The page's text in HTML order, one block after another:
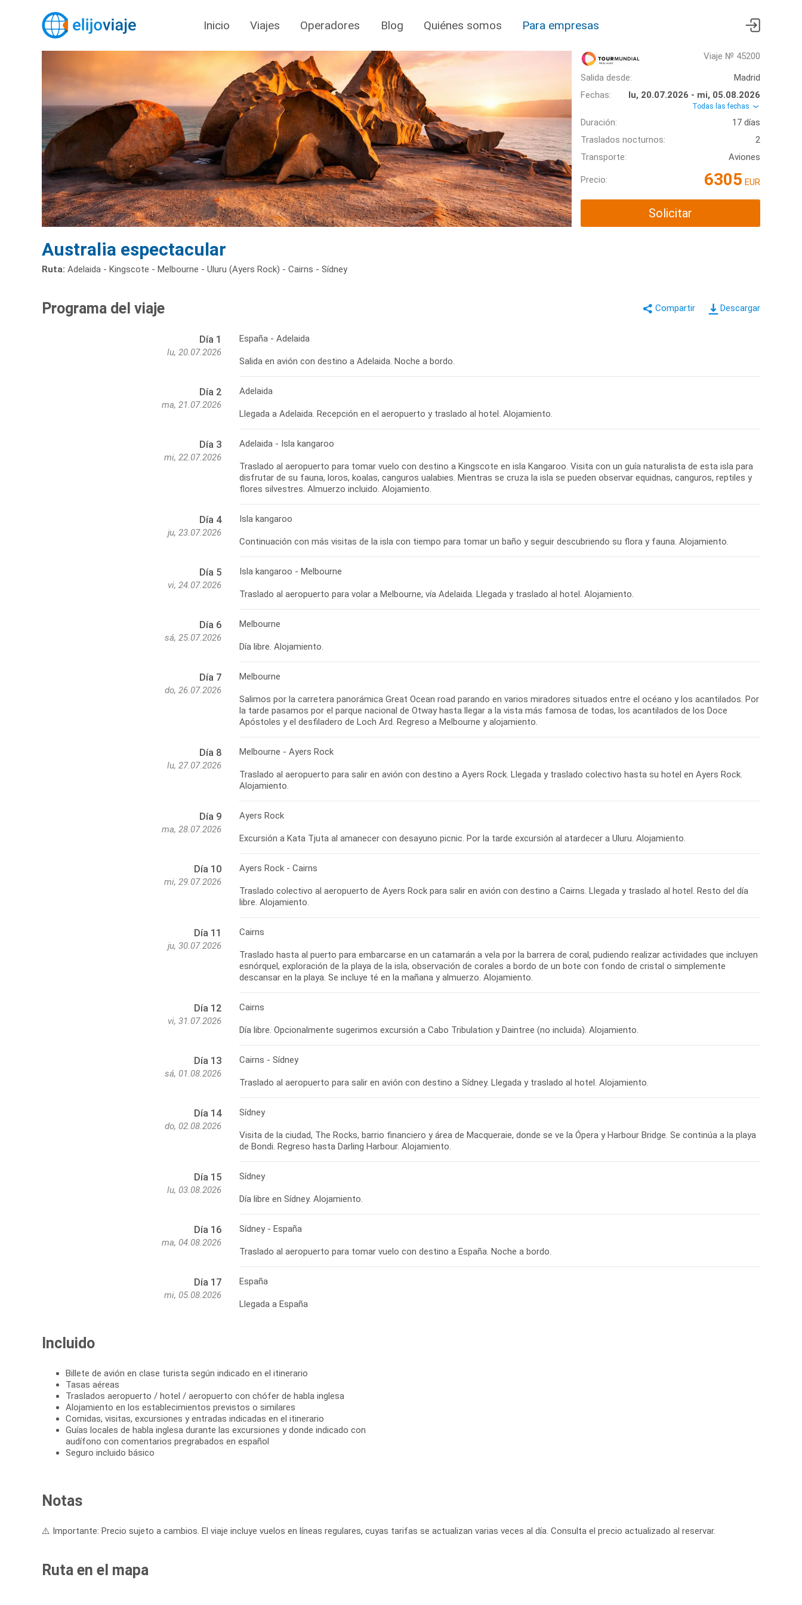
Inicio Viajes Operadores Blog Quiénes somos Para empresas
Viaje № 45200
Salida desde:
Madrid
Fechas:
lu, 20.07.2026 - mi, 05.08.2026
Todas las fechas
Duración:
17 días
Traslados nocturnos:
2
Transporte:
Aviones
Precio: 6305 EUR
Solicitar
Australia espectacular
Ruta: Adelaida - Kingscote - Melbourne - Uluru (Ayers Rock) - Cairns - Sídney
Descargar
Programa del viaje
Día 1
lu, 20.07.2026
España - Adelaida
Salida en avión con destino a Adelaida. Noche a bordo.
Día 2
ma, 21.07.2026
Adelaida
Llegada a Adelaida. Recepción en el aeropuerto y traslado al hotel. Alojamiento.
Día 3
mi, 22.07.2026
Adelaida - Isla kangaroo
Traslado al aeropuerto para tomar vuelo con destino a Kingscote en isla Kangaroo. Visita con un guía naturalista de esta isla para
disfrutar de su fauna, loros, koalas, canguros ualabies. Mientras se cruza la isla se pueden observar equidnas, canguros, reptiles y
Día 4
ju, 23.07.2026
Isla kangaroo
Día 5
vi, 24.07.2026
Isla kangaroo - Melbourne
Día 6
sá, 25.07.2026
Melbourne
Día libre. Alojamiento.
Día 7
do, 26.07.2026
Melbourne
Salimos por la carretera panorámica Great Ocean road parando en varios miradores situados entre el océano y los acantilados. Por
la tarde pasamos por el parque nacional de Otway hasta llegar a la vista más famosa de todas, los acantilados de los Doce
Día 8
lu, 27.07.2026
Melbourne - Ayers Rock
Traslado al aeropuerto para salir en avión con destino a Ayers Rock. Llegada y traslado colectivo hasta su hotel en Ayers Rock.
Día 9
ma, 28.07.2026
Ayers Rock
Día 10
mi, 29.07.2026
Ayers Rock - Cairns
Traslado colectivo al aeropuerto de Ayers Rock para salir en avión con destino a Cairns. Llegada y traslado al hotel. Resto del día
Día 11
ju, 30.07.2026
Cairns
Traslado hasta al puerto para embarcarse en un catamarán a vela por la barrera de coral, pudiendo realizar actividades que incluyen
esnórquel, exploración de la playa de la isla, observación de corales a bordo de un bote con fondo de cristal o simplemente
Día 12
vi, 31.07.2026
Cairns
Día 13
sá, 01.08.2026
Cairns - Sídney
Día 14
do, 02.08.2026
Sídney
Visita de la ciudad, The Rocks, barrio financiero y área de Macqueraie, donde se ve la Ópera y Harbour Bridge. Se continúa a la playa
Día 15
lu, 03.08.2026
Sídney
Día 16
ma, 04.08.2026
Sídney - España
Día 17
mi, 05.08.2026
España
Llegada a España
Incluido
Billete de avión en clase turista según indicado en el itinerario
Tasas aéreas
Traslados aeropuerto / hotel / aeropuerto con chófer de habla inglesa
Alojamiento en los establecimientos previstos o similares
Comidas, visitas, excursiones y entradas indicadas en el itinerario
Guías locales de habla inglesa durante las excursiones y donde indicado con
audífono con comentarios pregrabados en español
Seguro incluido básico
Notas
⚠️ Importante: Precio sujeto a cambios. El viaje incluye vuelos en líneas regulares, cuyas tarifas se actualizan varias veces al día. Consulta el precio actualizado al reservar.
Ruta en el mapa